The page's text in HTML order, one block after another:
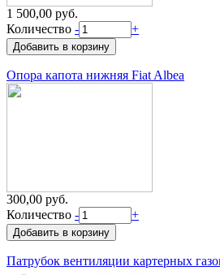
1 500,00 руб.
Количество - +
Опора капота нижняя Fiat Albea
300,00 руб.
Количество - +
Патрубок вентиляции картерных